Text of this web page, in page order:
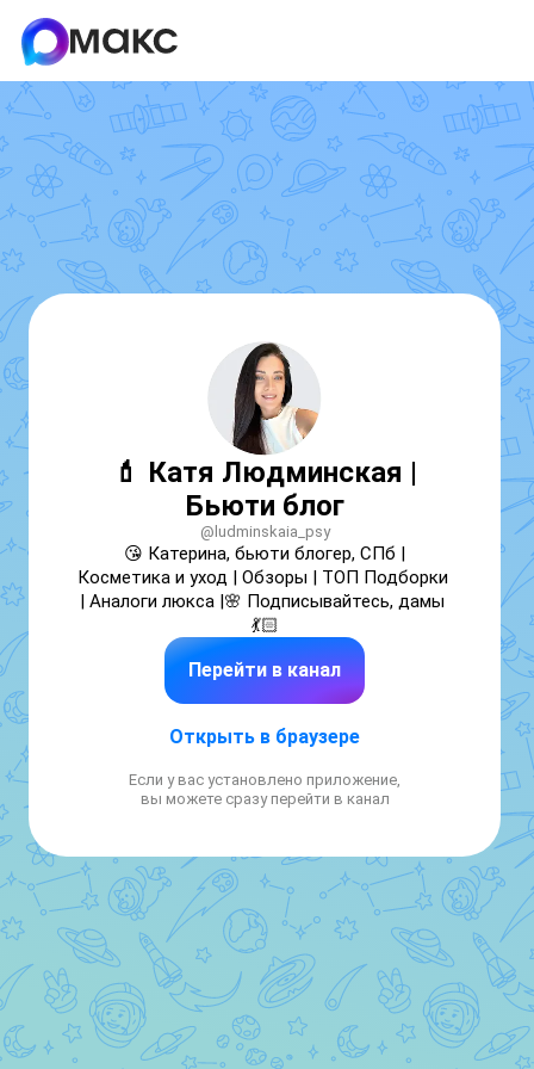
💄 Катя Людминская |
Бьюти блог
@ludminskaia_psy
😘 Катерина, бьюти блогер, СПб |
Косметика и уход | Обзоры | ТОП Подборки
| Аналоги люкса |🌸 Подписывайтесь, дамы
💃🏻
Перейти в канал
Открыть в браузере
Если у вас установлено приложение,
вы можете сразу перейти в канал